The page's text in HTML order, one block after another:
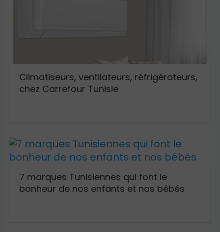
Climatiseurs, ventilateurs, réfrigérateurs,
chez Carrefour Tunisie
7 marques Tunisiennes qui font le
bonheur de nos enfants et nos bébés